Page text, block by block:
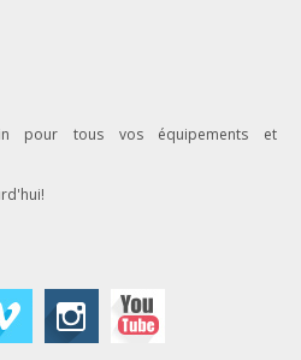
pour tous vos équipements et